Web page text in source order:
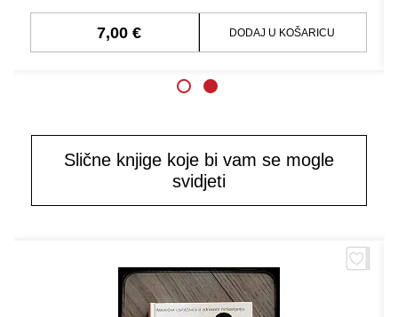
7,00 € DODAJ U KOŠARICU
Slične knjige koje bi vam se mogle
svidjeti